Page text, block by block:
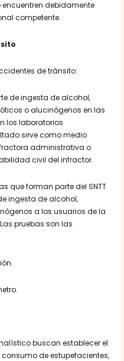
debidamente
competente.
de tránsito:
de ingesta de alcohol,
o alucinógenos en las
los laboratorios
sirve como medio
administrativa o
civil del infractor.
que forman parte del SNTT
ingesta de alcohol,
a los usuarios de la
pruebas son las
buscan establecer el
de estupefacientes,